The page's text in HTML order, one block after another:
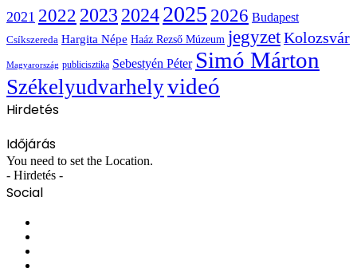
2021 2022 2023 20242025 2026 Budapest
Csíkszereda Hargita Népe Haáz Rezső Múzeum jegyzetKolozsvár
Magyarország publicisztika Sebestyén Péter Simó Márton
Székelyudvarhelyvideó
Hirdetés
Időjárás
You need to set the Location.
- Hirdetés -
Social